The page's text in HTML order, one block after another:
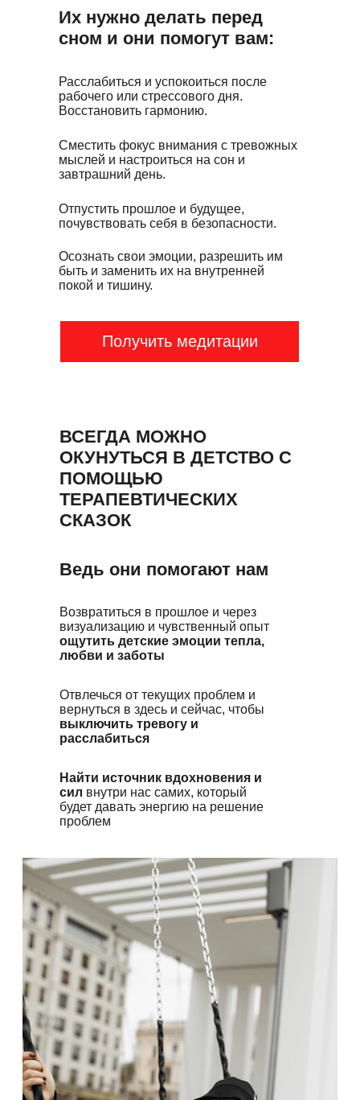
Их нужно делать перед
сном и они помогут вам:
Расслабиться и успокоиться после
рабочего или стрессового дня.
Восстановить гармонию.
Сместить фокус внимания с тревожных
мыслей и настроиться на сон и
завтрашний день.
Отпустить прошлое и будущее,
почувствовать себя в безопасности.
Осознать свои эмоции, разрешить им
быть и заменить их на внутренней
покой и тишину.
Получить медитации
ВСЕГДА МОЖНО
ОКУНУТЬСЯ В ДЕТСТВО С
ПОМОЩЬЮ
ТЕРАПЕВТИЧЕСКИХ
СКАЗОК
Ведь они помогают нам
Возвратиться в прошлое и через
визуализацию и чувственный опыт
ощутить детские эмоции тепла,
любви и заботы
Отвлечься от текущих проблем и
вернуться в здесь и сейчас, чтобы
выключить тревогу и
расслабиться
Найти источник вдохновения и
сил внутри нас самих, который
будет давать энергию на решение
проблем